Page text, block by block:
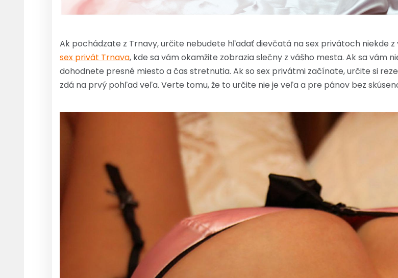
Ak pochádzate z Trnavy, určite nebudete hľadať dievčatá na sex privátoch niekde
sex privát Trnava, kde sa vám okamžite zobrazia slečny z vášho mesta. Ak sa vám
dohodnete presné miesto a čas stretnutia. Ak so sex privátmi začínate, určite si
zdá na prvý pohľad veľa. Verte tomu, že to určite nie je veľa a pre pánov bez